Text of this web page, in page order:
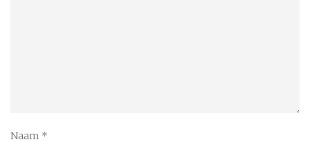
Naam *